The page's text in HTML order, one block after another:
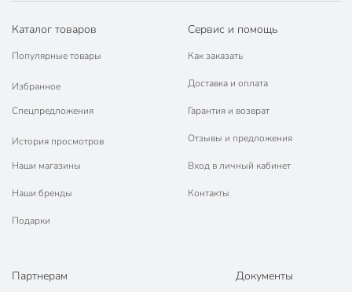
Каталог товаров
Популярные товары
Избранное
Спецпредложения
История просмотров
Наши магазины
Наши бренды
Подарки
Сервис и помощь
Как заказать
Доставка и оплата
Гарантия и возврат
Отзывы и предложения
Вход в личный кабинет
Контакты
Партнерам Документы